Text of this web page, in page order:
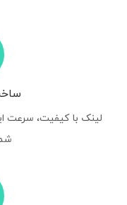
لینک با کیفیت، سرعت